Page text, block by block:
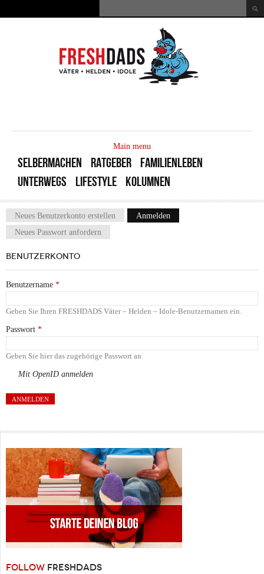
Suchformular
Main menu
SELBERMACHEN RATGEBER
FAMILIENLEBEN
UNTERWEGS
LIFESTYLE KOLUMNEN
Haupt-Reiter
Neues Benutzerkonto erstellen Anmelden
Neues Passwort anfordern
BENUTZERKONTO
Benutzername *
Geben Sie Ihren FRESHDADS Väter – Helden – Idole-Benutzernamen ein.
Passwort *
Geben Sie hier das zugehörige Passwort an.
Mit OpenID anmelden
FOLLOW FRESHDADS